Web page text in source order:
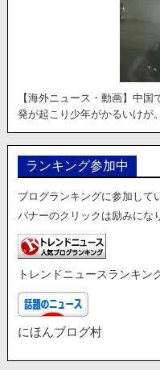
【海外ニュース・動画】中
発が起こり少年がかるいけが。
ランキング参加中
ブログランキングに参加して
バナーのクリックは励みにな
トレンドニュースランキン
にほんブログ村